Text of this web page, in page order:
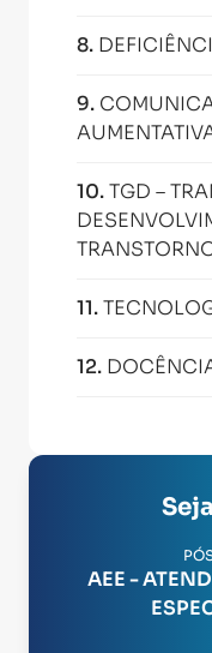
8.
9.
10.TGD –
11.
12.
AEE -